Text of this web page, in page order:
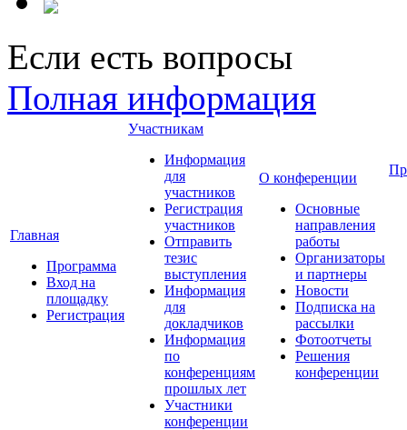
Если есть вопросы
Полная информация
Главная
Программа
Вход на
площадку
Регистрация
Участникам
Информация
для
участников
Регистрация
участников
Отправить
тезис
выступления
Информация
для
докладчиков
Информация
по
конференциям
прошлых лет
Участники
конференции
О конференции
Основные
направления
работы
Организаторы
и партнеры
Новости
Подписка на
рассылки
Фотоотчеты
Решения
конференции